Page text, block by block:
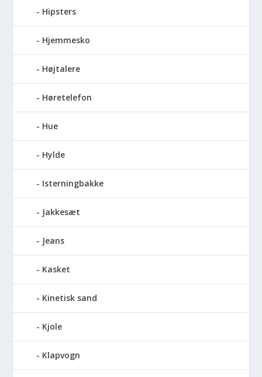
Hipsters
Hjemmesko
Højtalere
Høretelefon
Hue
Hylde
Isterningbakke
Jakkesæt
Jeans
Kasket
Kinetisk sand
Kjole
Klapvogn